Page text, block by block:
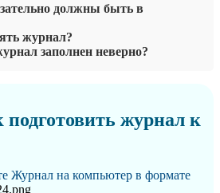
должны быть в
журнал?
заполнен неверно?
подготовить журнал к
Журнал на компьютер в формате